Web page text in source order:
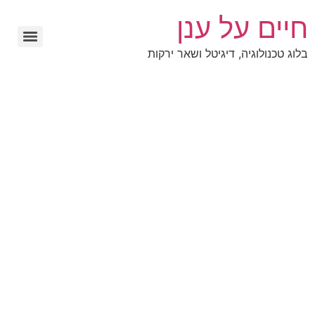
חיים על ענן
בלוג טכנולוגיה, דיגיטל ושאר ירקות